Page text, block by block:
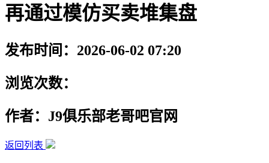
再通过模仿买卖堆集盘
发布时间：2026-06-02 07:20
浏览次数：
作者：J9俱乐部老哥吧官网
返回列表